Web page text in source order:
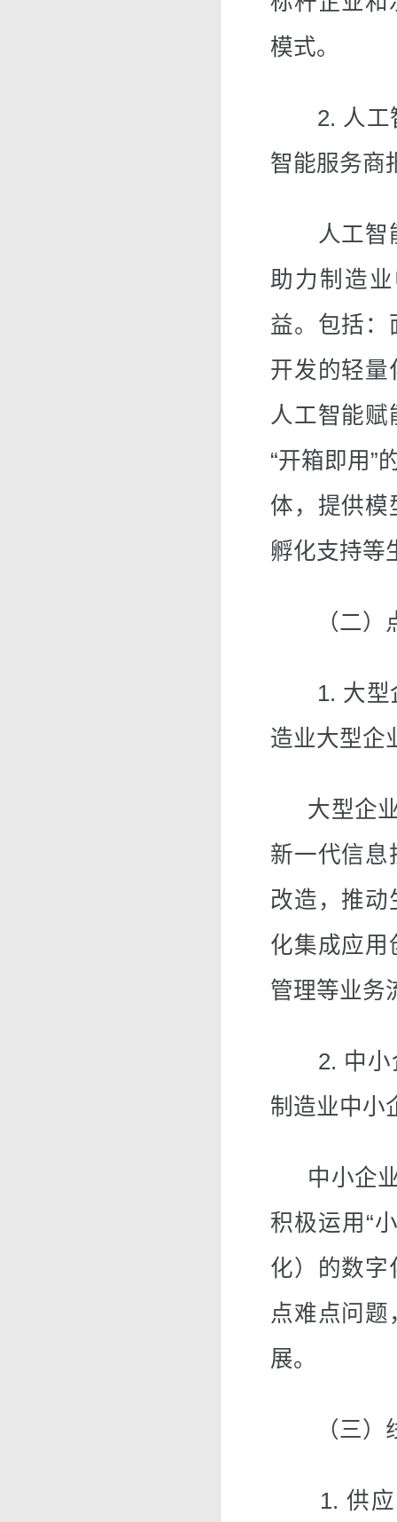
模式。
2. 人工智
智能服务商
人工智能
助力制造
益。包括：
开发的轻量
人工智能
“开箱即用”
体，提供模
孵化支持等
（二）点
1. 大型企
造业大型企
大型企业
新一代信息
改造，推动
化集成应用
管理等业务
2. 中小企
制造业中小
中小企业
积极运用“
化）的数字
点难点问
展。
（三）线
1. 供应